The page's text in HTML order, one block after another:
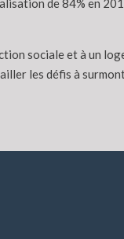
de 84% en
sociale et à un
les défis à